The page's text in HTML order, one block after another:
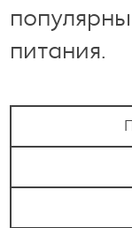
питания.